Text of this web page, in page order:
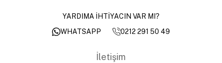
YARDIMA İHTİYACIN VAR MI?
WHATSAPP
0212 291 50 49
İletişim